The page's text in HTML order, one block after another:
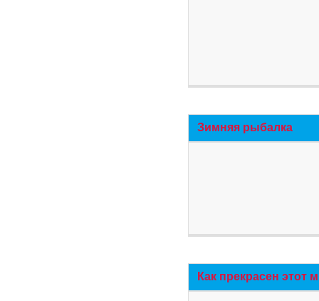
Зимняя рыбалка
Как прекрасен этот